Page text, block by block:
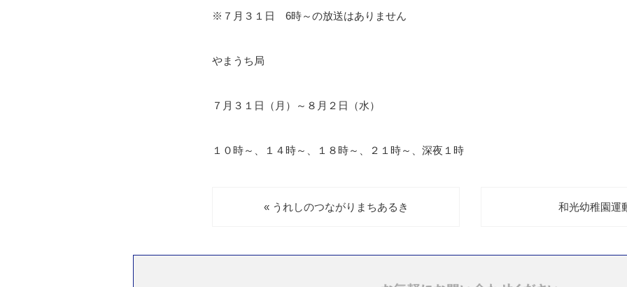
※７月３１日 6時～の放送はありません
やまうち局
７月３１日（月）～８月２日（水）
１０時～、１４時～、１８時～、２１時～、深夜１時
« うれしのつながりまちあるき 和光幼稚園運